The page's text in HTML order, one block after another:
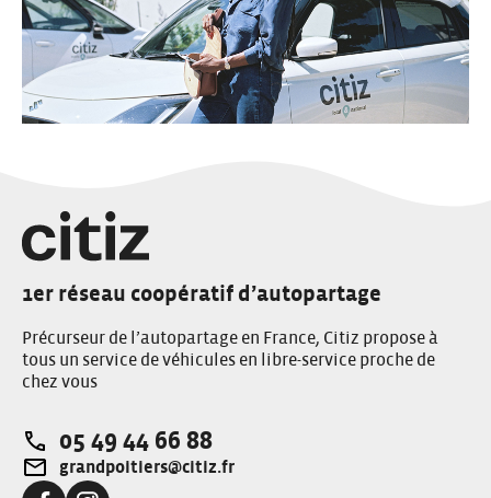
1er réseau coopératif d’autopartage
Précurseur de l’autopartage en France, Citiz propose à
tous un service de véhicules en libre-service proche de
chez vous
Téléphone:
05 49 44 66 88
Adresse e-mail:
grandpoitiers@citiz.fr